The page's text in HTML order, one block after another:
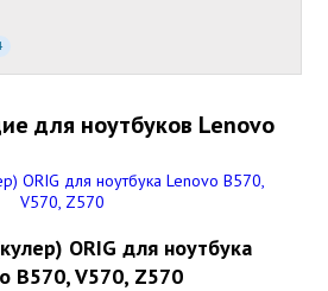
для ноутбуков Lenovo
ORIG для ноутбука
B570, V570, Z570